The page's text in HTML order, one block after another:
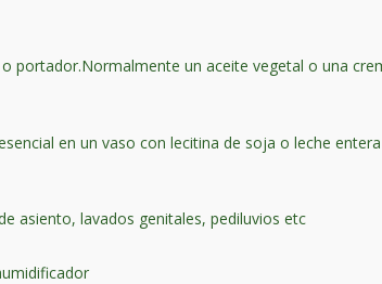
portador.Normalmente un aceite vegetal o una
en un vaso con lecitina de soja o leche
asiento, lavados genitales, pediluvios etc